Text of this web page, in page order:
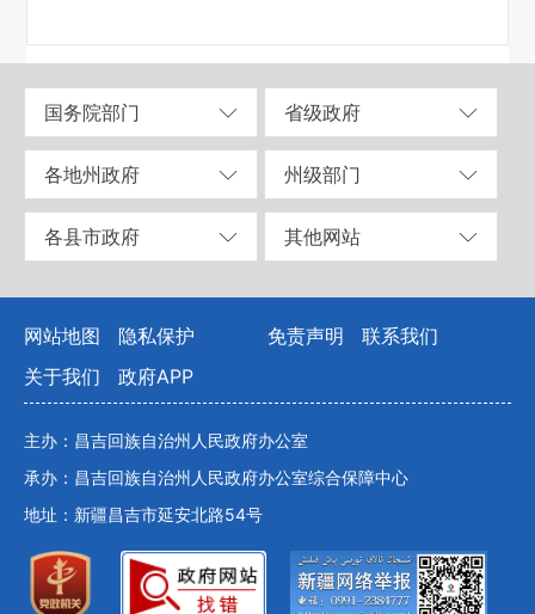
国务院部门 省级政府
各地州政府 州级部门
各县市政府 其他网站
网站地图 隐私保护 免责声明
联系我们
关于我们
政府APP
主办：昌吉回族自治州人民政府办公室
承办：昌吉回族自治州人民政府办公室综合保障中心
地址：新疆昌吉市延安北路54号